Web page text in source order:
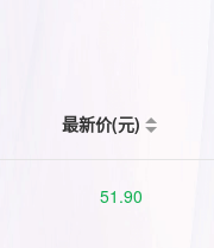
最新价(元)
51.90